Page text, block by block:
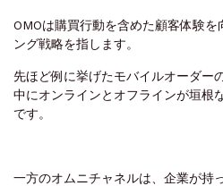
OMOは購買行動を含めた顧客体験を
ング戦略を指します。
先ほど例に挙げたモバイルオーダー
中にオンラインとオフラインが垣根
です。
一方のオムニチャネルは、企業が持